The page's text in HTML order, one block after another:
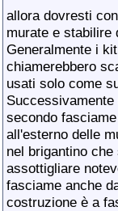
allora dovresti
murate e stabilire
Generalmente i
chiamerebbero
usati solo come
secondo
all'esterno delle
nel brigantino
assottigliare
fasciame anche
costruzione è a